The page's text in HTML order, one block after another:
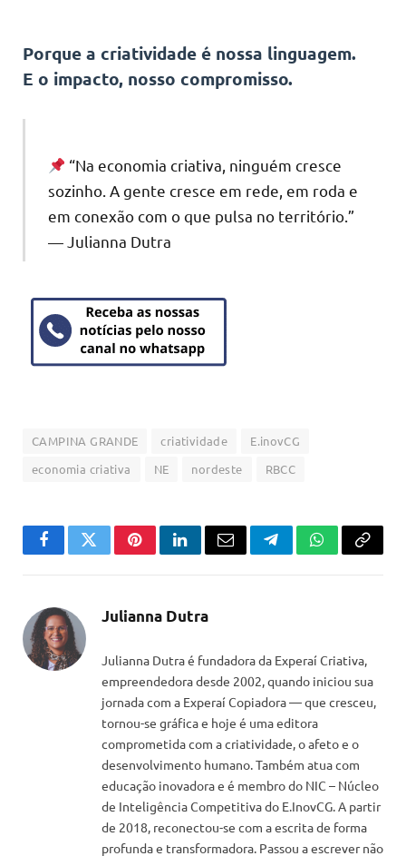
Porque a criatividade é nossa linguagem.
E o impacto, nosso compromisso.
“Na economia criativa, ninguém cresce
sozinho. A gente cresce em rede, em roda e
em conexão com o que pulsa no território.”
— Julianna Dutra
CAMPINA GRANDE criatividade
E.inovCG
economia criativa
NE nordeste RBCC
FacebookTwitterPinterestLinkedInEmail TelegramWhatsApp
Copiar
Julianna Dutra
Julianna Dutra é fundadora da Experaí Criativa,
empreendedora desde 2002, quando iniciou sua
jornada com a Experaí Copiadora — que cresceu,
tornou-se gráfica e hoje é uma editora
comprometida com a criatividade, o afeto e o
desenvolvimento humano. Também atua com
educação inovadora e é membro do NIC – Núcleo
de Inteligência Competitiva do E.InovCG. A partir
de 2018, reconectou-se com a escrita de forma
profunda e transformadora. Passou a escrever não